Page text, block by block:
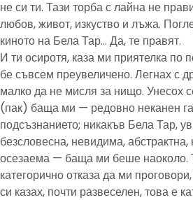
не си ти. Тази торба с лайна не
любов, живот, изкуство и лъжа.
киното на Бела Тар… Да, те правят.
И ти осиротя, каза ми приятелка по
бе съвсем преувеличено. Легнах с
малко да не мисля за нищо. Унесох
(пак) баща ми — редовно неканен
подсъзнанието; никакъв Бела Тар,
безсловесна, невидима,
осезаема — баща ми беше наоколо.
категорично отказа да ми
си казах, почти развеселен, това е